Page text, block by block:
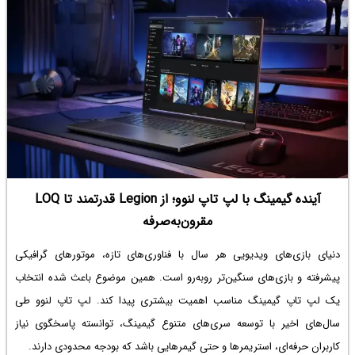
عمر مفید، ممکن است باعث کاهش عملکرد، افت سرعت و پایداری درایو شود.
خوشبختانه، برای این مشکل راه‌حلی وجود دارد که هم ارزان‌تر و هم بسیار
ساده‌تر از چیزی است که تصور می‌کنید و آن استفاده از هیت‌سینک است.
در ادامه به روش چک کردن دمای SSD و بهبود عملکرد و عمر مفید آن به کمک
هیت‌سینک‌های ارزان می‌پردازیم.
آینده گیمینگ با لپ تاپ لنوو؛ از Legion قدرتمند تا LOQ
مقرون‌به‌صرفه
دنیای بازی‌های ویدیویی هر سال با فناوری‌های تازه، موتورهای گرافیکی
پیشرفته و بازی‌های سنگین‌تر روبه‌رو است. همین موضوع باعث شده انتخاب
یک لپ تاپ گیمینگ مناسب اهمیت بیشتری پیدا کند. لپ تاپ لنوو طی
سال‌های اخیر با توسعه سری‌های متنوع گیمینگ، توانسته پاسخگوی نیاز
کاربران حرفه‌ای، استریمرها و حتی گیمرهایی باشد که بودجه محدودی دارند.